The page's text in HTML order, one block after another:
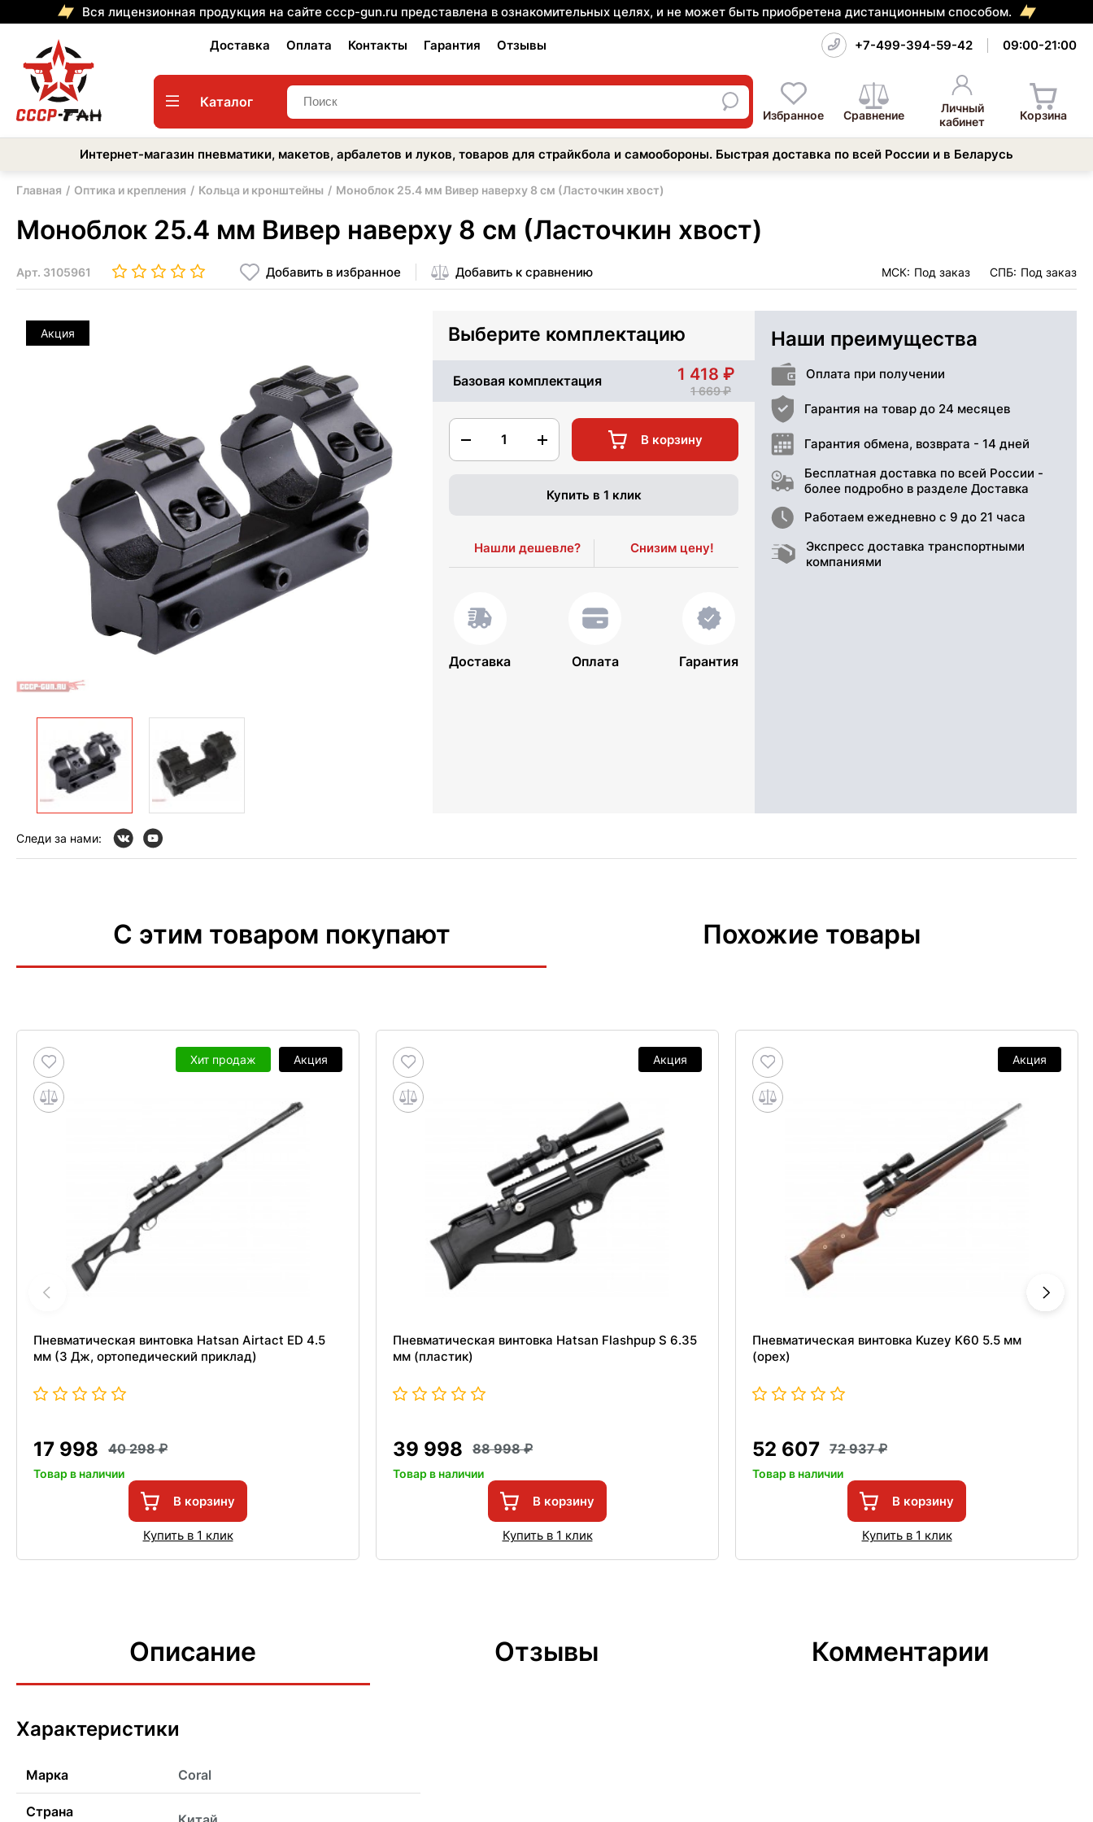
Вся лицензионная продукция на сайте cccp-gun.ru представлена в ознакомительных целях, и не может быть приобретена дистанционным способом.
Доставка Оплата Контакты Гарантия Отзывы +7-499-394-59-42 09:00-21:00
Каталог
Избранное Сравнение
Личный
кабинет
Корзина
Интернет-магазин пневматики, макетов, арбалетов и луков, товаров для страйкбола и самообороны. Быстрая доставка по всей России и в Беларусь
Главная Оптика и крепления Кольца и кронштейны Моноблок 25.4 мм Вивер наверху 8 см (Ласточкин хвост)
Моноблок 25.4 мм Вивер наверху 8 см (Ласточкин хвост)
Арт. 3105961 Добавить в избранное Добавить к сравнению МСК: Под заказ СПБ: Под заказ
Акция Выберите комплектацию
Базовая комплектация 1 418
1 669
1 В корзину
Купить в 1 клик
Нашли дешевле? Снизим цену!
Доставка Оплата Гарантия
Наши преимущества
Оплата при получении
Гарантия на товар до 24 месяцев
Гарантия обмена, возврата - 14 дней
Бесплатная доставка по всей России -
более подробно в разделе Доставка
Работаем ежедневно с 9 до 21 часа
Экспресс доставка транспортными
компаниями
Следи за нами:
С этим товаром покупают Похожие товары
Хит продаж Акция
Пневматическая винтовка Hatsan Airtact ED 4.5
мм (3 Дж, ортопедический приклад)
17 998 40 298
Товар в наличии
В корзину
Купить в 1 клик
Акция
Пневматическая винтовка Hatsan Flashpup S 6.35
мм (пластик)
39 998 88 998
Товар в наличии
В корзину
Купить в 1 клик
Акция
Пневматическая винтовка Kuzey K60 5.5 мм
(орех)
52 607 72 937
Товар в наличии
В корзину
Купить в 1 клик
Описание Отзывы Комментарии
Характеристики
Марка Coral
Страна